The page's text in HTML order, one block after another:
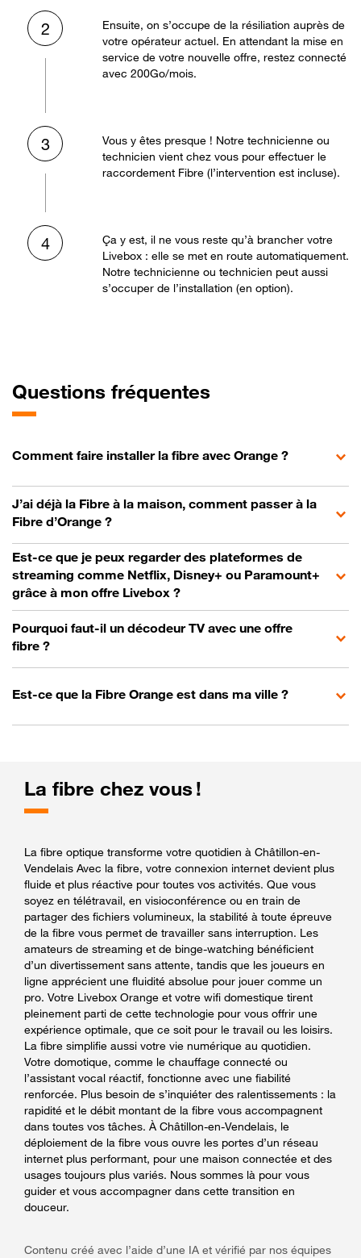
2
Ensuite, on s’occupe de la résiliation auprès de
votre opérateur actuel. En attendant la mise en
service de votre nouvelle offre, restez connecté
avec 200Go/mois.
3
Vous y êtes presque ! Notre technicienne ou
technicien vient chez vous pour effectuer le
raccordement Fibre (l’intervention est incluse).
4
Ça y est, il ne vous reste qu’à brancher votre
Livebox : elle se met en route automatiquement.
Notre technicienne ou technicien peut aussi
s’occuper de l’installation (en option).
Questions fréquentes
Comment faire installer la fibre avec Orange ?
J’ai déjà la Fibre à la maison, comment passer à la
Fibre d’Orange ?
Est-ce que je peux regarder des plateformes de
streaming comme Netflix, Disney+ ou Paramount+
grâce à mon offre Livebox ?
Pourquoi faut-il un décodeur TV avec une offre
fibre ?
Est-ce que la Fibre Orange est dans ma ville ?
La fibre chez vous !
La fibre optique transforme votre quotidien à Châtillon-en-
Vendelais Avec la fibre, votre connexion internet devient plus
fluide et plus réactive pour toutes vos activités. Que vous
soyez en télétravail, en visioconférence ou en train de
partager des fichiers volumineux, la stabilité à toute épreuve
de la fibre vous permet de travailler sans interruption. Les
amateurs de streaming et de binge-watching bénéficient
d’un divertissement sans attente, tandis que les joueurs en
ligne apprécient une fluidité absolue pour jouer comme un
pro. Votre Livebox Orange et votre wifi domestique tirent
pleinement parti de cette technologie pour vous offrir une
expérience optimale, que ce soit pour le travail ou les loisirs.
La fibre simplifie aussi votre vie numérique au quotidien.
Votre domotique, comme le chauffage connecté ou
l’assistant vocal réactif, fonctionne avec une fiabilité
renforcée. Plus besoin de s’inquiéter des ralentissements : la
rapidité et le débit montant de la fibre vous accompagnent
dans toutes vos tâches. À Châtillon-en-Vendelais, le
déploiement de la fibre vous ouvre les portes d’un réseau
internet plus performant, pour une maison connectée et des
usages toujours plus variés. Nous sommes là pour vous
guider et vous accompagner dans cette transition en
douceur.
Contenu créé avec l’aide d’une IA et vérifié par nos équipes